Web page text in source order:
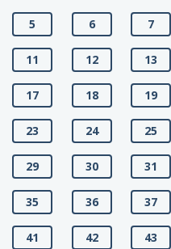
5 6 7
11 12 13
17 18 19
23 24 25
29 30 31
35 36 37
41 42 43